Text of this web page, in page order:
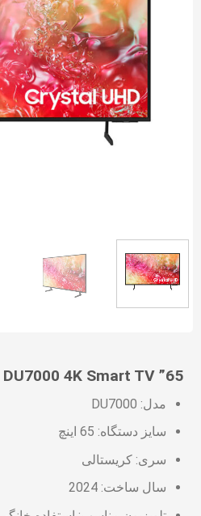
65” Crystal UHD DU7000 4K Smart TV
مدل: DU7000
سایز دستگاه: 65 اینچ
سری: کریستالی
سال ساخت: 2024